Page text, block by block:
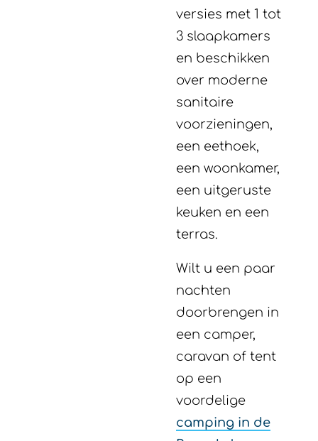
versies met 1 tot
3 slaapkamers
en beschikken
over moderne
sanitaire
voorzieningen,
een eethoek,
een woonkamer,
een uitgeruste
keuken en een
terras.
Wilt u een paar
nachten
doorbrengen in
een camper,
caravan of tent
op een
voordelige
camping in de